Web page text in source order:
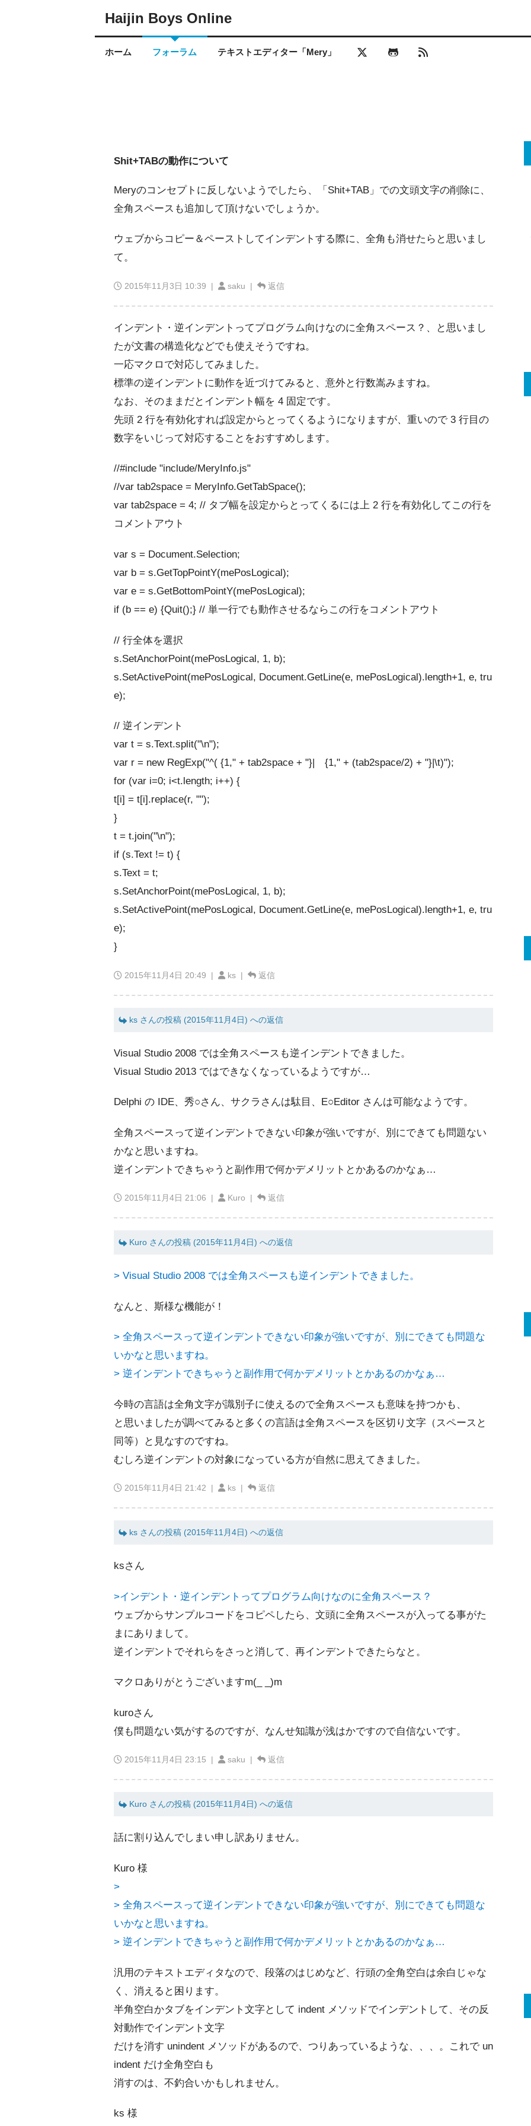
Haijin Boys Online
ホーム フォーラム テキストエディター「Mery」
Shit+TABの動作について
Meryのコンセプトに反しないようでしたら、「Shit+TAB」での文頭文字の削除に、
全角スペースも追加して頂けないでしょうか。
ウェブからコピー＆ペーストしてインデントする際に、全角も消せたらと思いまし
て。
2015年11月3日 10:39 | saku | 返信
インデント・逆インデントってプログラム向けなのに全角スペース？、と思いまし
たが文書の構造化などでも使えそうですね。
一応マクロで対応してみました。
標準の逆インデントに動作を近づけてみると、意外と行数嵩みますね。
なお、そのままだとインデント幅を 4 固定です。
先頭 2 行を有効化すれば設定からとってくるようになりますが、重いので 3 行目の
数字をいじって対応することをおすすめします。
//#include "include/MeryInfo.js"
//var tab2space = MeryInfo.GetTabSpace();
var tab2space = 4; // タブ幅を設定からとってくるには上 2 行を有効化してこの行を
コメントアウト
var s = Document.Selection;
var b = s.GetTopPointY(mePosLogical);
var e = s.GetBottomPointY(mePosLogical);
if (b == e) {Quit();} // 単一行でも動作させるならこの行をコメントアウト
// 行全体を選択
s.SetAnchorPoint(mePosLogical, 1, b);
s.SetActivePoint(mePosLogical, Document.GetLine(e, mePosLogical).length+1, e, tru
e);
// 逆インデント
var t = s.Text.split("\n");
var r = new RegExp("^( {1," + tab2space + "}| {1," + (tab2space/2) + "}|\t)");
for (var i=0; i<t.length; i++) {
t[i] = t[i].replace(r, "");
}
t = t.join("\n");
if (s.Text != t) {
s.Text = t;
s.SetAnchorPoint(mePosLogical, 1, b);
s.SetActivePoint(mePosLogical, Document.GetLine(e, mePosLogical).length+1, e, tru
e);
}
2015年11月4日 20:49 | ks | 返信
ks さんの投稿 (2015年11月4日) への返信
Visual Studio 2008 では全角スペースも逆インデントできました。
Visual Studio 2013 ではできなくなっているようですが…
Delphi の IDE、秀○さん、サクラさんは駄目、E○Editor さんは可能なようです。
全角スペースって逆インデントできない印象が強いですが、別にできても問題ない
かなと思いますね。
逆インデントできちゃうと副作用で何かデメリットとかあるのかなぁ…
2015年11月4日 21:06 | Kuro | 返信
Kuro さんの投稿 (2015年11月4日) への返信
> Visual Studio 2008 では全角スペースも逆インデントできました。
なんと、斯様な機能が！
> 全角スペースって逆インデントできない印象が強いですが、別にできても問題な
いかなと思いますね。
> 逆インデントできちゃうと副作用で何かデメリットとかあるのかなぁ…
今時の言語は全角文字が識別子に使えるので全角スペースも意味を持つかも、
と思いましたが調べてみると多くの言語は全角スペースを区切り文字（スペースと
同等）と見なすのですね。
むしろ逆インデントの対象になっている方が自然に思えてきました。
2015年11月4日 21:42 | ks | 返信
ks さんの投稿 (2015年11月4日) への返信
ksさん
>インデント・逆インデントってプログラム向けなのに全角スペース？
ウェブからサンプルコードをコピペしたら、文頭に全角スペースが入ってる事がた
まにありまして。
逆インデントでそれらをさっと消して、再インデントできたらなと。
マクロありがとうございますm(_ _)m
kuroさん
僕も問題ない気がするのですが、なんせ知識が浅はかですので自信ないです。
2015年11月4日 23:15 | saku | 返信
Kuro さんの投稿 (2015年11月4日) への返信
話に割り込んでしまい申し訳ありません。
Kuro 様
>
> 全角スペースって逆インデントできない印象が強いですが、別にできても問題な
いかなと思いますね。
> 逆インデントできちゃうと副作用で何かデメリットとかあるのかなぁ…
汎用のテキストエディタなので、段落のはじめなど、行頭の全角空白は余白じゃな
く、消えると困ります。
半角空白かタブをインデント文字として indent メソッドでインデントして、その反
対動作でインデント文字
だけを消す unindent メソッドがあるので、つりあっているような、、、。これで un
indent だけ全角空白も
消すのは、不釣合いかもしれません。
ks 様